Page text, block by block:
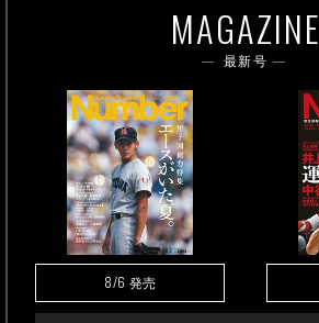
MAGAZINE
最新号
8/6 発売